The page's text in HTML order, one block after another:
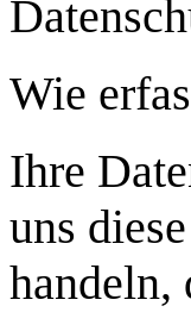
Wie
Ihre
uns
handeln,